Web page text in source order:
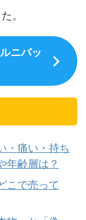
。
ニバッ
・痛い・持ち
年齢層は？
こで売って